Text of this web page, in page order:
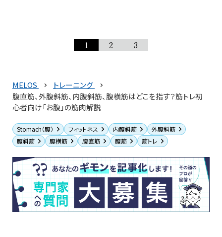
1 2 3
MELOS
トレーニング
腹直筋、外腹斜筋、内腹斜筋、腹横筋はどこを指す？筋トレ初
心者向け「お腹」の筋肉解説
Stomach（腹） フィットネス 内腹斜筋
外腹斜筋
腹斜筋
腹横筋 腹直筋 腹筋 筋トレ